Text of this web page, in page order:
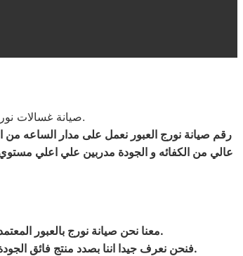
صيانة غسالات نورج العبور يرحب بكم و نتشرف دائما بخدمتكم بفريق كامل من الفنيين والمهندسين المدربين على اعلى مستوى لخدمتكم.
رقم صيانة نورج العبور نعمل على مدار الساعه
عالي من الكفائه و الجودة مدربين علي اعلي
معنا نحن صيانة نورج بالعبورالمنزلية نورج بقطع غيار أصلية وبشهادة ضمان معتمدة من مركز صيانة نورج المعتمد بالعبور.
فنحن نعرف جيدا اننا بصدد منتج فائق الجودة يمتاز بقوة الاداء والصلابة لذلك تهتم ادارة مركز صيانة نورج بمصر بأنتقاء امهر المهندسين و الفنيين للعمل علي تقديم خدمة تليق بعملائنا فى العبور.